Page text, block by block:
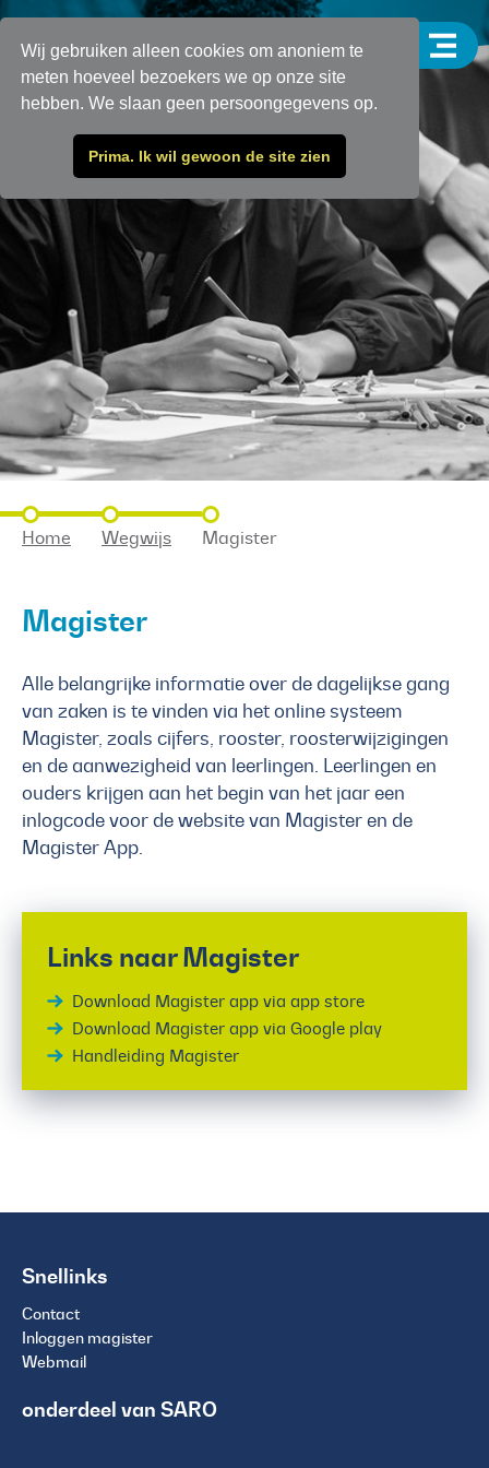
Wij gebruiken alleen cookies om anoniem te
meten hoeveel bezoekers we op onze site
hebben. We slaan geen persoongegevens op.
Prima. Ik wil gewoon de site zien
Home Wegwijs Magister
Magister
Alle belangrijke informatie over de dagelijkse gang
van zaken is te vinden via het online systeem
Magister, zoals cijfers, rooster, roosterwijzigingen
en de aanwezigheid van leerlingen. Leerlingen en
ouders krijgen aan het begin van het jaar een
inlogcode voor de website van Magister en de
Magister App.
Links naar Magister
Download Magister app via app store
Download Magister app via Google play
Handleiding Magister
Snellinks
Contact
Inloggen magister
Webmail
onderdeel van SARO